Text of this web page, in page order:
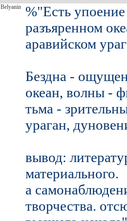
Belyanin
%"Есть
разъяренном
аравийском
Бездна -
океан, волны -
тьма -
ураган,
вывод:
материального.
а
творчества.